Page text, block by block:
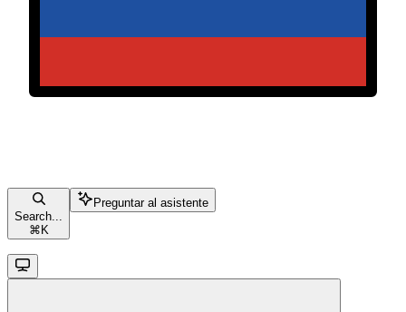
Search...
⌘ K
Preguntar al asistente